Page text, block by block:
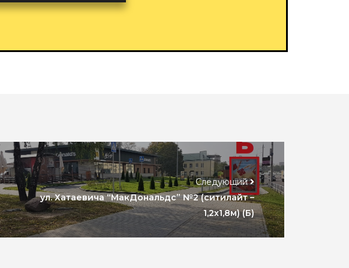
Следующий
ул. Хатаевича “МакДональдс” №2 (ситилайт –
1,2х1,8м) (Б)